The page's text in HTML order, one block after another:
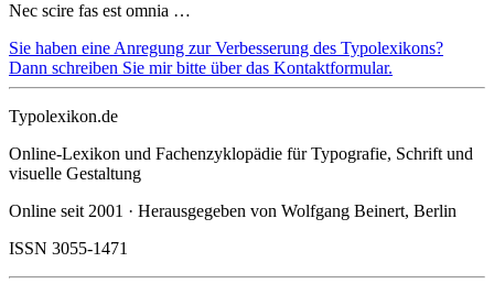
Nec scire fas est omnia …
Sie haben eine Anregung zur Verbesserung des Typolexikons?
Dann schreiben Sie mir bitte über das Kontaktformular.
Typolexikon.de
Online-Lexikon und Fachenzyklopädie für Typografie, Schrift und
visuelle Gestaltung
Online seit 2001 · Herausgegeben von Wolfgang Beinert, Berlin
ISSN 3055-1471